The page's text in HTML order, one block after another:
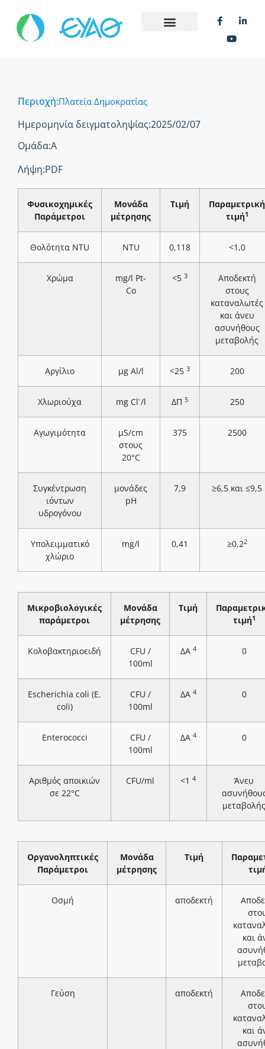
Περιοχή:Πλατεία Δημοκρατίας
Ημερομηνία δειγματοληψίας:2025/02/07
Ομάδα:Α
Λήψη:PDF
Φυσικοχημικές
Παράμετροι
Μονάδα
μέτρησης
Τιμή
Παραμετρική
τιμή1
Θολότητα NTU NTU 0,118 <1,0
Χρώμα
mg/l Pt-
Co
<5 3
Αποδεκτή
στους
καταναλωτές
και άνευ
ασυνήθους
μεταβολής
Αργίλιο μg Al/l <25 3 200
Χλωριούχα mg Cl-/l ΔΠ 5 250
Αγωγιμότητα
μS/cm
στους
20°C
375 2500
Συγκέντρωση
ιόντων
υδρογόνου
μονάδες
pH
7,9 ≥6,5 και ≤9,5
Υπολειμματικό
χλώριο
mg/l 0,41 ≥0,22
Μικροβιολογικές
παράμετροι
Μονάδα
μέτρησης
Τιμή
τιμή1
Κολοβακτηριοειδή
CFU /
100ml
ΔΑ 4 0
Escherichia coli (E.
coli)
CFU /
100ml
ΔΑ 4 0
Enterococci
CFU /
100ml
ΔΑ 4 0
Αριθμός αποικιών
σε 22°C
CFU/ml <1 4
Άνευ
μεταβολής
Οργανοληπτικές
Παράμετροι
Μονάδα
μέτρησης
Τιμή
Οσμή αποδεκτή
και
Γεύση αποδεκτή
και